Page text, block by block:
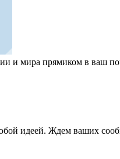
и мира прямиком в ваш
идеей. Ждем ваших